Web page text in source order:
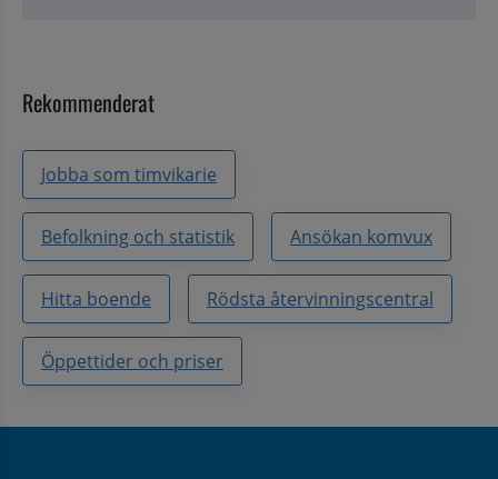
Rekommenderat
Jobba som timvikarie
Befolkning och statistik Ansökan komvux
Hitta boende Rödsta återvinningscentral
Öppettider och priser